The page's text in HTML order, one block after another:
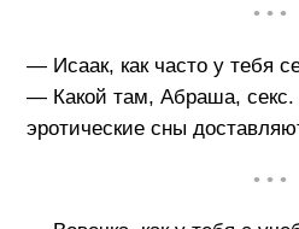
• • •
— Исаак, как часто у тебя
— Какой там, Абраша, секс.
эротические сны
• • •